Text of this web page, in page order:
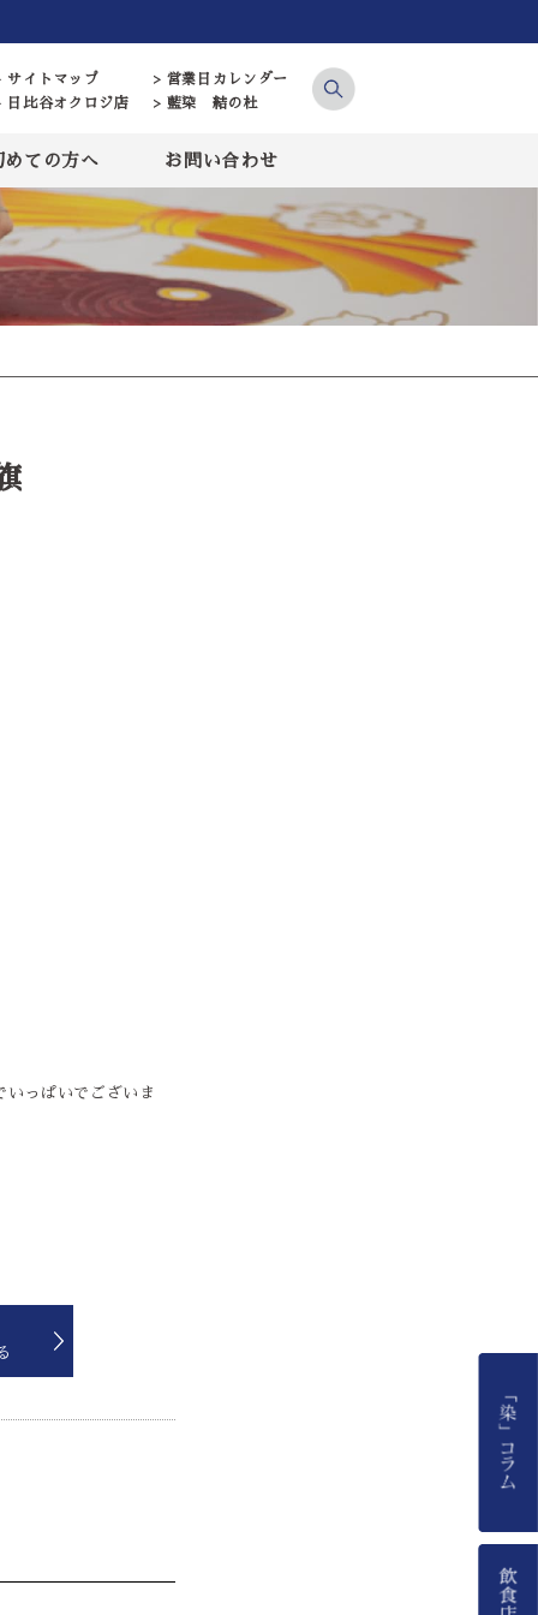
サイトマップ
> 営業日カレンダー
日比谷オクロジ店
> 藍染 結の杜
めての方へ お問い合わせ
っぱいでございま